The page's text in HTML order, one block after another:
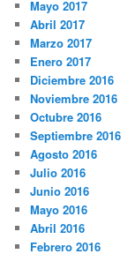
Mayo 2017
Abril 2017
Marzo 2017
Enero 2017
Diciembre 2016
Noviembre 2016
Octubre 2016
Septiembre 2016
Agosto 2016
Julio 2016
Junio 2016
Mayo 2016
Abril 2016
Febrero 2016